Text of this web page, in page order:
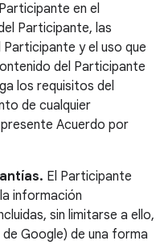
en el
Participante, las
y el uso que
del Participante
los requisitos del
de cualquier
Acuerdo por
El Participante
información
sin limitarse a ello,
Google) de una forma